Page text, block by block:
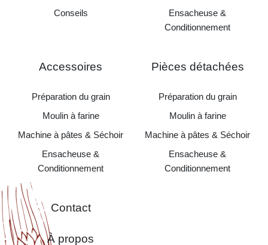
Conseils
Ensacheuse &
Conditionnement
Accessoires
Préparation du grain
Moulin à farine
Machine à pâtes & Séchoir
Ensacheuse &
Conditionnement
Pièces détachées
Préparation du grain
Moulin à farine
Machine à pâtes & Séchoir
Ensacheuse &
Conditionnement
Contact
À propos